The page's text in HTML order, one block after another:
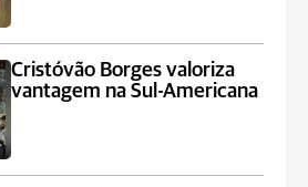
Cristóvão Borges valoriza
vantagem na Sul-Americana